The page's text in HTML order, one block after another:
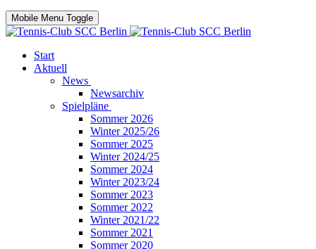
Mobile Menu Toggle
Start
Aktuell
News
Newsarchiv
Spielpläne
Sommer 2026
Winter 2025/26
Sommer 2025
Winter 2024/25
Sommer 2024
Winter 2023/24
Sommer 2023
Sommer 2022
Winter 2021/22
Sommer 2021
Sommer 2020